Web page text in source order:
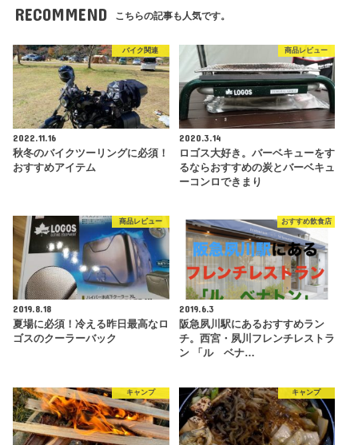
RECOMMEND こちらの記事も人気です。
バイク関連
2022.11.16
秋冬のバイクツーリングに必須！
おすすめアイテム
商品レビュー
2020.3.14
ロゴス大好き。バーベキューをす
るならおすすめの炭とバーベキュ
ーコンロできまり
商品レビュー
2019.8.18
夏場に必須！冷える昨日最高なロ
ゴスのクーラーバック
おすすめ飲食店
2019.6.3
阪急夙川駅にあるおすすめラン
チ。西宮・夙川フレンチレストラ
ン 「ル ベナ…
キャンプ キャンプ